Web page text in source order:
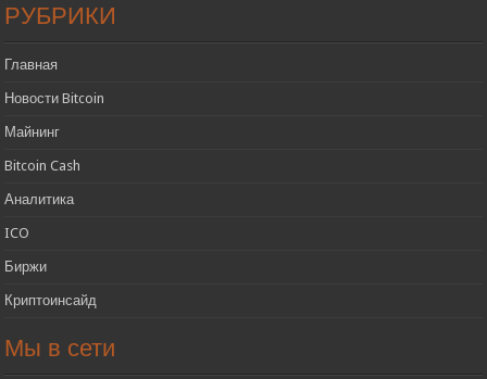
РУБРИКИ
Главная
Новости Bitcoin
Майнинг
Bitcoin Cash
Аналитика
ICO
Биржи
Криптоинсайд
Мы в сети